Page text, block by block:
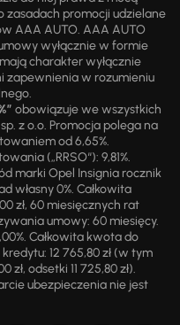
zasadach promocji udzielane
AAA AUTO. AAA AUTO
wyłącznie w formie
charakter wyłącznie
zapewnienia w rozumieniu
obowiązuje we wszystkich
z o.o. Promocja polega na
od 6,65%.
(„RRSO“): 9,81%.
marki Opel Insignia rocznik
własny 0%. Całkowita
zł, 60 miesięcznych rat
umowy: 60 miesięcy.
Całkowita kwota do
12 765,80 zł (w tym
odsetki 11 725,80 zł).
ubezpieczenia nie jest